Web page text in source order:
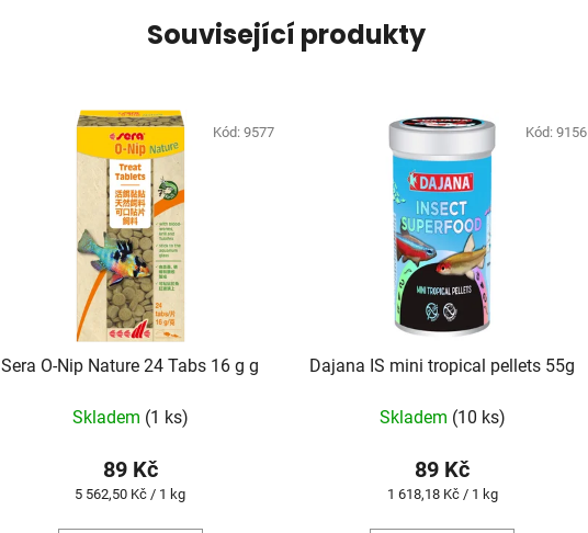
Související produkty
Sera O-Nip Nature 24 Tabs 16 g g
Skladem (1 ks)
89 Kč
Měrná
5 562,50 Kč / 1 kg
Kód: 9577
Dajana IS mini tropical pellets 55g
Skladem (10 ks)
89 Kč
Měrná
1 618,18 Kč / 1 kg
Kód: 9156